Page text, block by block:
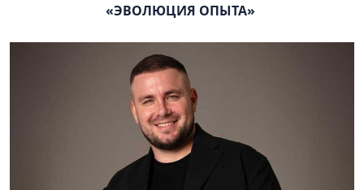
«ЭВОЛЮЦИЯ ОПЫТА»